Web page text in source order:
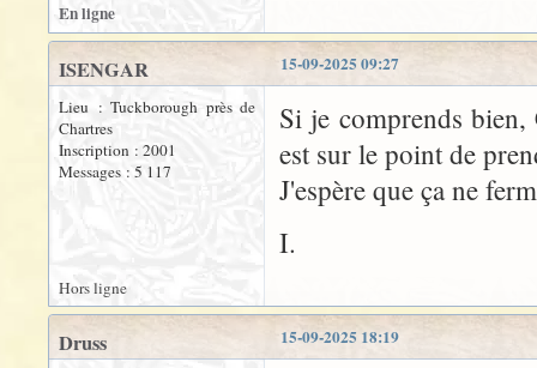
En ligne
15-09-2025 09:27
ISENGAR
Lieu : Tuckborough près de
Chartres
Inscription : 2001
Messages : 5 117
Si je comprends bien,
est sur le point de
J'espère que ça ne
I.
Hors ligne
15-09-2025 18:19
Druss